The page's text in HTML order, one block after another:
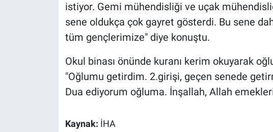
istiyor. Gemi mühendisliği ve uçak
sene oldukça çok gayret gösterdi. Bu sene
tüm gençlerimize" diye konuştu.
Okul binası önünde kuranı kerim okuyarak
"Oğlumu getirdim. 2.girişi, geçen senede
Dua ediyorum oğluma. İnşallah, Allah
Kaynak: İHA